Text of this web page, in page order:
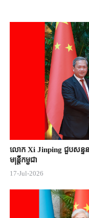
លោក Xi Jinping ជួបសន្ទ
មន្ត្រីកម្ពុជា
17-Jul-2026